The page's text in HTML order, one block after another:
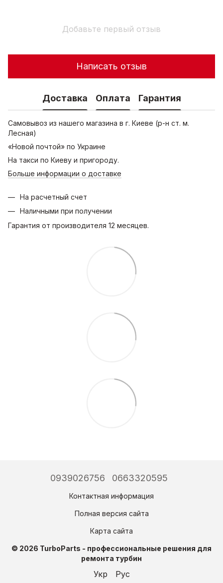
Добавьте первый отзыв
Написать отзыв
Доставка Оплата Гарантия
Самовывоз из нашего магазина в г. Киеве (р-н ст. м.
Лесная)
«Новой почтой» по Украине
На такси по Киеву и пригороду.
Больше информации о доставке
На расчетный счет
Наличными при получении
Гарантия от производителя 12 месяцев.
0939026756 0663320595
Контактная информация
Полная версия сайта
Карта сайта
© 2026 TurboParts - профессиональные решения для
ремонта турбин
Укр Рус